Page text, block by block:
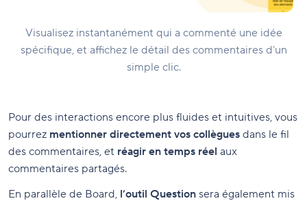
Visualisez instantanément qui a commenté une idée
spécifique, et affichez le détail des commentaires d’un
simple clic.
Pour des interactions encore plus fluides et intuitives, vous
pourrez mentionner directement vos collègues dans le fil
des commentaires, et réagir en temps réel aux
commentaires partagés.
En parallèle de Board, l’outil Question sera également mis